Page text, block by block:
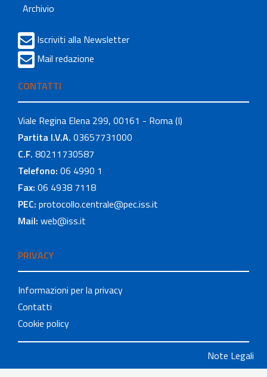
Archivio
Iscriviti alla Newsletter
Mail redazione
CONTATTI
Viale Regina Elena 299, 00161 - Roma (I)
Partita I.V.A. 03657731000
C.F. 80211730587
Telefono: 06 4990 1
Fax: 06 4938 7118
PEC: protocollo.centrale@pec.iss.it
Mail: web@iss.it
PRIVACY
Informazioni per la privacy
Contatti
Cookie policy
Note Legali